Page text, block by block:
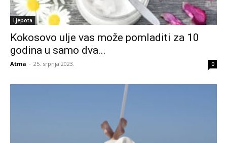
Ljepota
Kokosovo ulje vas može pomladiti za 10
godina u samo dva...
Atma - 25. srpnja 2023. 0